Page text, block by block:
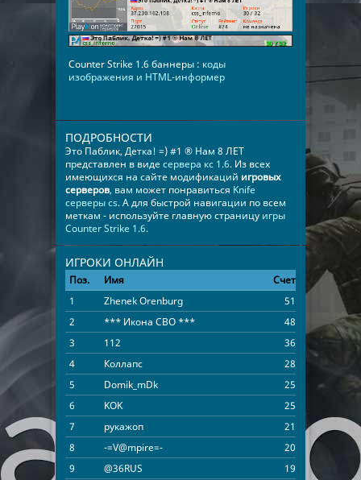
Counter Strike 1.6 баннеры : коды
изображения и HTML-информер
ПОДРОБНОСТИ
Это Паблик, Детка! =) #1 ® Нам 8 ЛЕТ
представлен в видесервера кс 1.6. Из всех
имеющихся на сайте модификаций игровых
серверов, вам может понравиться Knife
серверы cs. А для быстрой навигации по всем
меткам - используйте главную страницу игры
Counter Strike 1.6.
ИГРОКИ ОНЛАЙН
Поз. Имя Счет Время
1
Zhenek Orenburg 51
2
*** Икона СВО *** 48 00:20:20
3
112 36 04:15:13
4
Коллапс 28
5
Domik_mDk 25 00:45:10
6
KOK 25
7
рукажоп 21
00:52:58
8
-=V@mpire=- 20 01:37:18
9
@36RUS 19 04:09:07